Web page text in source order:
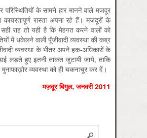
के सामने हार मानने वाले मजदूर
रास्ता अपना रहे हैं। मजदूरों के
राह तो यही है कि मेहनत करने वालों को
में धकेलने वाली पूँजीवादी व्यवस्था की कब्र
व्यवस्था के भीतर अपने हक-अधिकारों के
लड़ते हुए इतनी ताकत जुटायी जाये, ताकि
व्यवस्था को ही चकनाचूर कर दें।
मज़दूर बिगुल, जनवरी 2011